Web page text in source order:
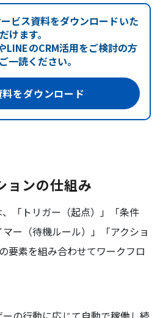
ビス資料をダウンロードいた
だけます。
LINEのCRM活用をご検討の方
一読ください。
料をダウンロード
ョンの仕組み
「トリガー（起点）」「条件
マー（待機ルール）」「アクショ
要素を組み合わせてワークフロ